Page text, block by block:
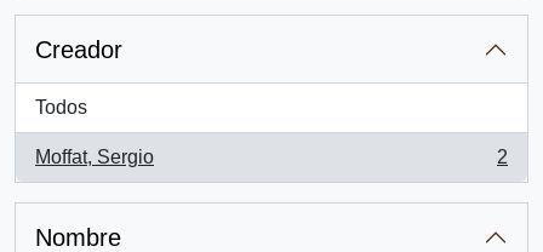
Creador
Todos
Moffat, Sergio
, 2 resultados
2
Nombre